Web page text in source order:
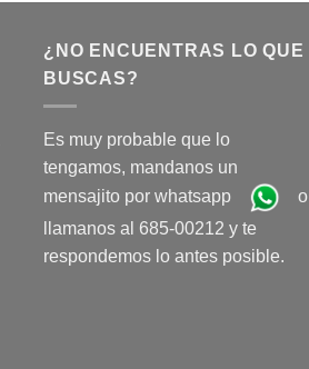
¿NO ENCUENTRAS LO QUE
BUSCAS?
Es muy probable que lo
tengamos, mandanos un
mensajito por whatsapp
o
llamanos al 685-00212 y te
respondemos lo antes posible.